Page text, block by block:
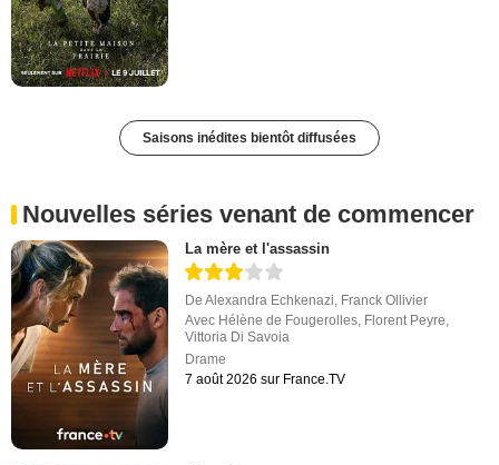
Saisons inédites bientôt diffusées
Nouvelles séries venant de commencer
La mère et l'assassin
DeAlexandra Echkenazi, Franck Ollivier
Avec Hélène de Fougerolles, Florent Peyre,
Vittoria Di Savoia
Drame
7 août 2026 sur France.TV